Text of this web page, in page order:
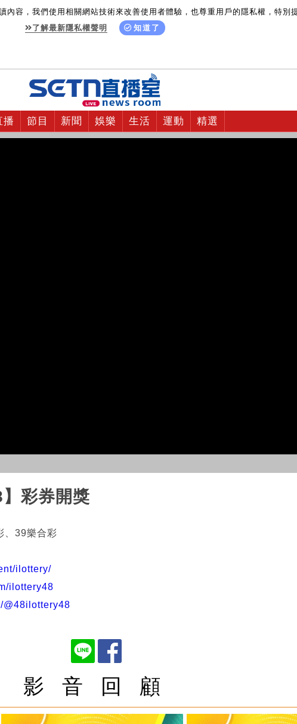
內容，我們使用相關網站技術來改善使用者體驗，也尊重用戶的隱私權，特別
了解最新隱私權聲明
知道了
播 節目 新聞 娛樂 生活 運動 精選
彩券開獎
、39樂合彩
ilottery/
ilottery48
@48ilottery48
影 音 回 顧